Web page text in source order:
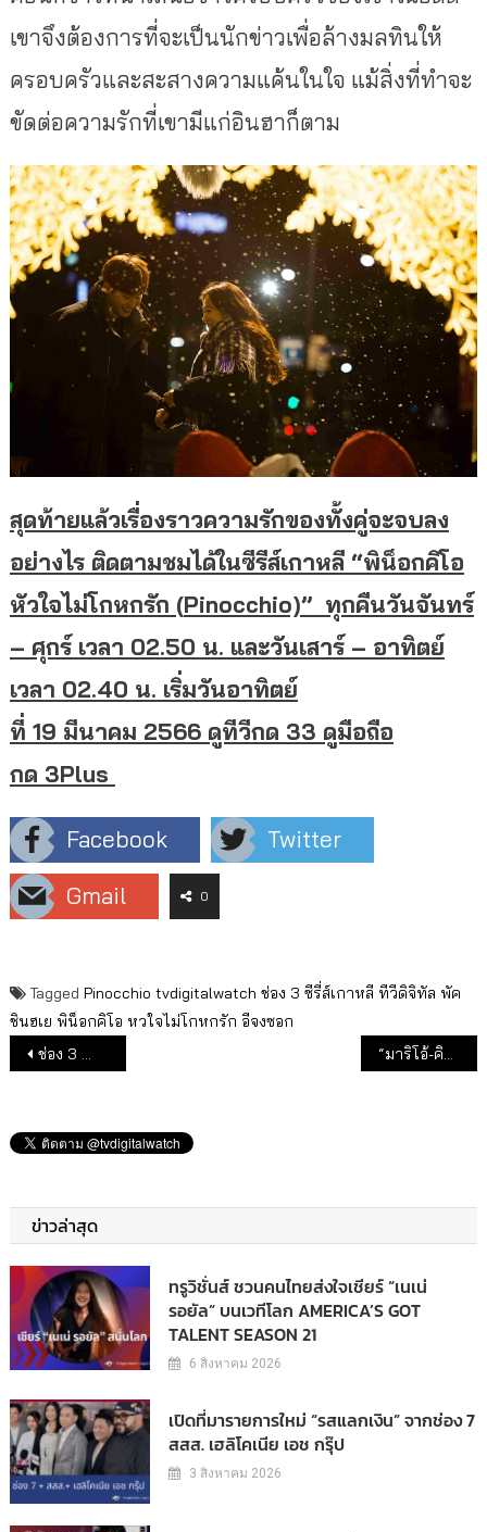
เขาจึงต้องการที่จะเป็นนักข่าวเพื่อล้างมลทินให้
ครอบครัวและสะสางความแค้นในใจ แม้สิ่งที่ทำจะ
ขัดต่อความรักที่เขามีแก่อินฮาก็ตาม
สุดท้ายแล้วเรื่องราวความรักของทั้งคู่จะจบลง
อย่างไร ติดตามชมได้ในซีรีส์เกาหลี “พิน็อกคิโอ
หัวใจไม่โกหกรัก (Pinocchio)” ทุกคืนวันจันทร์
– ศุกร์ เวลา 02.50 น. และวันเสาร์ – อาทิตย์
เวลา 02.40 น. เริ่มวันอาทิตย์
ที่ 19 มีนาคม 2566 ดูทีวีกด 33 ดูมือถือ
กด 3Plus
Facebook
Twitter
Gmail
0
Tagged Pinocchio tvdigitalwatch ช่อง 3 ซีรี่ส์เกาหลี ทีวีดิจิทัล พัค
ชินฮเย พิน็อกคิโอ หวใจไม่โกหกรัก อีจงซอก
แนะแนวเรื่อง
ช่อง 3 นำ “โปเกมอน ซีซั่น 25” ฉายบนฟรีทีวีครั้งแรก
ข่าวล่าสุด
ทรูวิชั่นส์ ชวนคนไทยส่งใจเชียร์ “เนเน่
รอยัล” บนเวทีโลก AMERICA’S GOT
TALENT SEASON 21
6 สิงหาคม 2026
เปิดที่มารายการใหม่ “รสแลกเงิน” จากช่อง 7
สสส. เฮลิโคเนีย เอช กรุ๊ป
3 สิงหาคม 2026